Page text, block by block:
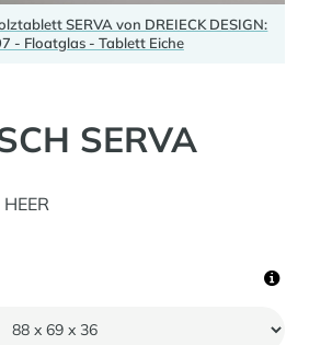
SERVA von DREIECK DESIGN:
- Floatglas - Tablett Eiche
SERVA